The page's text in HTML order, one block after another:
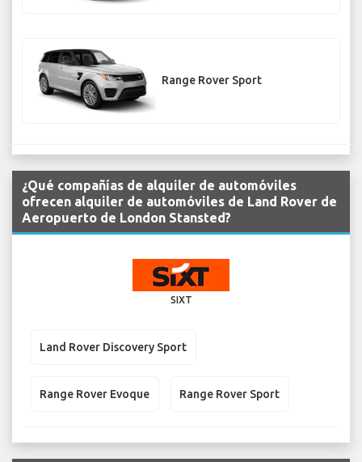
Range Rover Sport
¿Qué compañías de alquiler de automóviles
ofrecen alquiler de automóviles de Land Rover de
Aeropuerto de London Stansted?
SIXT
Land Rover Discovery Sport
Range Rover Evoque Range Rover Sport